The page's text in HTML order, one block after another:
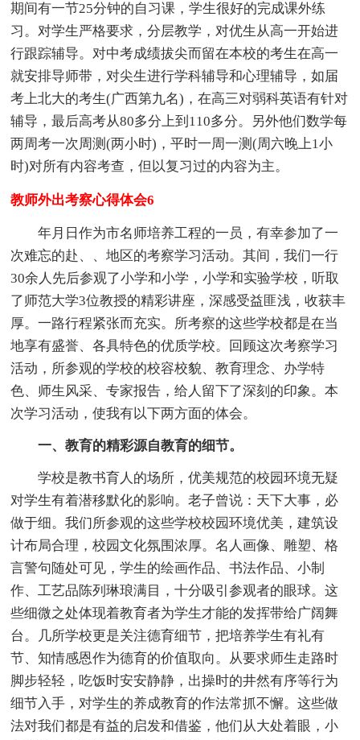
期间有一节25分钟的自习课，学生很好的完成课外练
习。对学生严格要求，分层教学，对优生从高一开始进
行跟踪辅导。对中考成绩拔尖而留在本校的考生在高一
就安排导师带，对尖生进行学科辅导和心理辅导，如届
考上北大的考生(广西第九名)，在高三对弱科英语有针对
辅导，最后高考从80多分上到110多分。另外他们数学每
两周考一次周测(两小时)，平时一周一测(周六晚上1小
时)对所有内容考查，但以复习过的内容为主。
教师外出考察心得体会6
年月日作为市名师培养工程的一员，有幸参加了一
次难忘的赴、、地区的考察学习活动。其间，我们一行
30余人先后参观了小学和小学，小学和实验学校，听取
了师范大学3位教授的精彩讲座，深感受益匪浅，收获丰
厚。一路行程紧张而充实。所考察的这些学校都是在当
地享有盛誉、各具特色的优质学校。回顾这次考察学习
活动，所参观的学校的校容校貌、教育理念、办学特
色、师生风采、专家报告，给人留下了深刻的印象。本
次学习活动，使我有以下两方面的体会。
一、教育的精彩源自教育的细节。
学校是教书育人的场所，优美规范的校园环境无疑
对学生有着潜移默化的影响。老子曾说：天下大事，必
做于细。我们所参观的这些学校校园环境优美，建筑设
计布局合理，校园文化氛围浓厚。名人画像、雕塑、格
言警句随处可见，学生的绘画作品、书法作品、小制
作、工艺品陈列琳琅满目，十分吸引参观者的眼球。这
些细微之处体现着教育者为学生才能的发挥带给广阔舞
台。几所学校更是关注德育细节，把培养学生有礼有
节、知情感恩作为德育的价值取向。从要求师生走路时
脚步轻轻，吃饭时安安静静，出操时的井然有序等行为
细节入手，对学生的养成教育的作法常抓不懈。这些做
法对我们都是有益的启发和借鉴，他们从大处着眼，小